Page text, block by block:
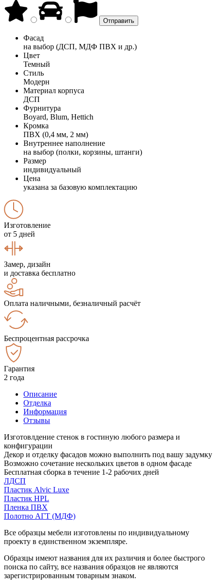
Фасад
на выбор (ДСП, МДФ ПВХ и др.)
Цвет
Темный
Стиль
Модерн
Материал корпуса
ДСП
Фурнитура
Boyard, Blum, Hettich
Кромка
ПВХ (0,4 мм, 2 мм)
Внутреннее наполнение
на выбор (полки, корзины, штанги)
Размер
индивидуальный
Цена
указана за базовую комплектацию
Изготовление
от 5 дней
Замер, дизайн
и доставка бесплатно
Оплата наличными, безналичный расчёт
Беспроцентная рассрочка
Гарантия
2 года
Описание
Отделка
Информация
Отзывы
Изготовлдение стенок в гостиную любого размера и
конфигурации
Декор и отделку фасадов можно выполнить под вашу задумку
Возможно сочетание нескольких цветов в одном фасаде
Бесплатная сборка в течение 1-2 рабочих дней
ЛДСП
Пластик Alvic Luxe
Пластик HPL
Пленка ПВХ
Полотно АГТ (МДФ)
Все образцы мебели изготовлены по индивидуальному
проекту в единственном экземпляре.
Образцы имеют названия для их различия и более быстрого
поиска по сайту, все названия образцов не являются
зарегистрированным товарным знаком.